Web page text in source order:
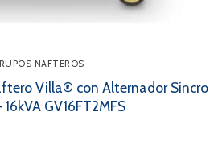
NAFTEROS
Villa® con Alternador Sincro
GV16FT2MFS